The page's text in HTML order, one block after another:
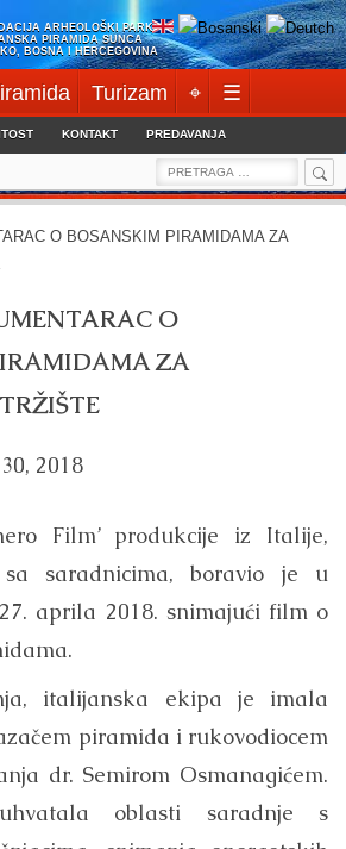
ARHEOLOŠKI PARK:
PIRAMIDA SUNCA
BOSNA I HERCEGOVINA
Turizam ⌖ ☰
KONTAKT PREDAVANJA
Search
for:
O
ZA
2018
Film’ produkcije iz Italije,
saradnicima, boravio je u
aprila 2018. snimajući film o
italijanska ekipa je imala
piramida i rukovodiocem
dr. Semirom Osmanagićem.
oblasti saradnje s